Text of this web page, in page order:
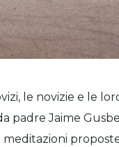
le novizie e le
padre Jaime